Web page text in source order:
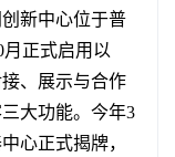
新中心位于普
月正式启用以
、展示与合作
大功能。今年3
心正式揭牌，